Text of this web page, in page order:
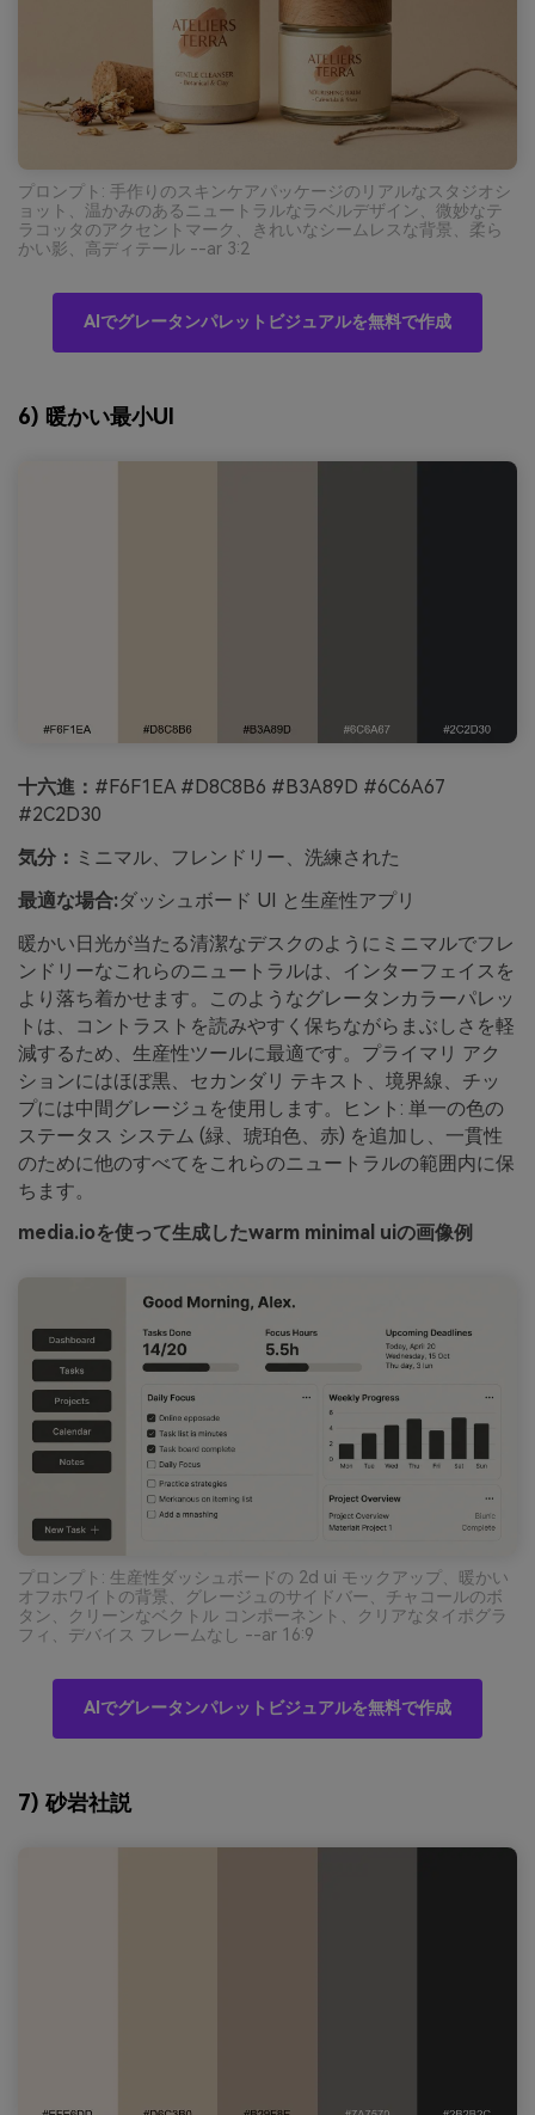
プロンプト: 手作りのスキンケアパッケージのリアルなスタジオシ
ョット、温かみのあるニュートラルなラベルデザイン、微妙なテ
ラコッタのアクセントマーク、きれいなシームレスな背景、柔ら
かい影、高ディテール --ar 3:2
AIでグレータンパレットビジュアルを無料で作成
6) 暖かい最小UI
十六進： #F6F1EA #D8C8B6 #B3A89D #6C6A67
#2C2D30
気分： ミニマル、フレンドリー、洗練された
最適な場合:ダッシュボード UI と生産性アプリ
暖かい日光が当たる清潔なデスクのようにミニマルでフレ
ンドリーなこれらのニュートラルは、インターフェイスを
より落ち着かせます。このようなグレータンカラーパレッ
トは、コントラストを読みやすく保ちながらまぶしさを軽
減するため、生産性ツールに最適です。プライマリ アク
ションにはほぼ黒、セカンダリ テキスト、境界線、チッ
プには中間グレージュを使用します。ヒント: 単一の色の
ステータス システム (緑、琥珀色、赤) を追加し、一貫性
のために他のすべてをこれらのニュートラルの範囲内に保
ちます。
media.ioを使って生成したwarm minimal uiの画像例
プロンプト: 生産性ダッシュボードの 2d ui モックアップ、暖かい
オフホワイトの背景、グレージュのサイドバー、チャコールのボ
タン、クリーンなベクトル コンポーネント、クリアなタイポグラ
フィ、デバイス フレームなし --ar 16:9
AIでグレータンパレットビジュアルを無料で作成
7) 砂岩社説